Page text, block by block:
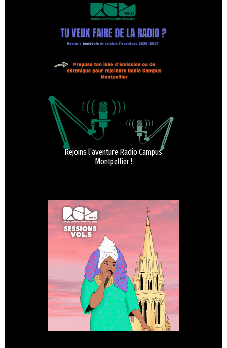
Rejoins l’aventure Radio Campus
Montpellier !